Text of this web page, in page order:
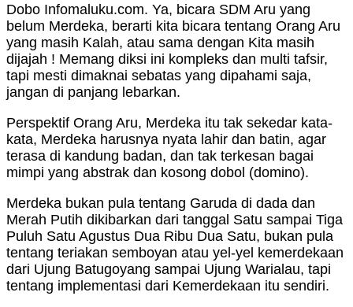
Dobo Infomaluku.com. Ya, bicara SDM Aru yang
belum Merdeka, berarti kita bicara tentang Orang Aru
yang masih Kalah, atau sama dengan Kita masih
dijajah ! Memang diksi ini kompleks dan multi tafsir,
tapi mesti dimaknai sebatas yang dipahami saja,
jangan di panjang lebarkan.
Perspektif Orang Aru, Merdeka itu tak sekedar kata-
kata, Merdeka harusnya nyata lahir dan batin, agar
terasa di kandung badan, dan tak terkesan bagai
mimpi yang abstrak dan kosong dobol (domino).
Merdeka bukan pula tentang Garuda di dada dan
Merah Putih dikibarkan dari tanggal Satu sampai Tiga
Puluh Satu Agustus Dua Ribu Dua Satu, bukan pula
tentang teriakan semboyan atau yel-yel kemerdekaan
dari Ujung Batugoyang sampai Ujung Warialau, tapi
tentang implementasi dari Kemerdekaan itu sendiri.